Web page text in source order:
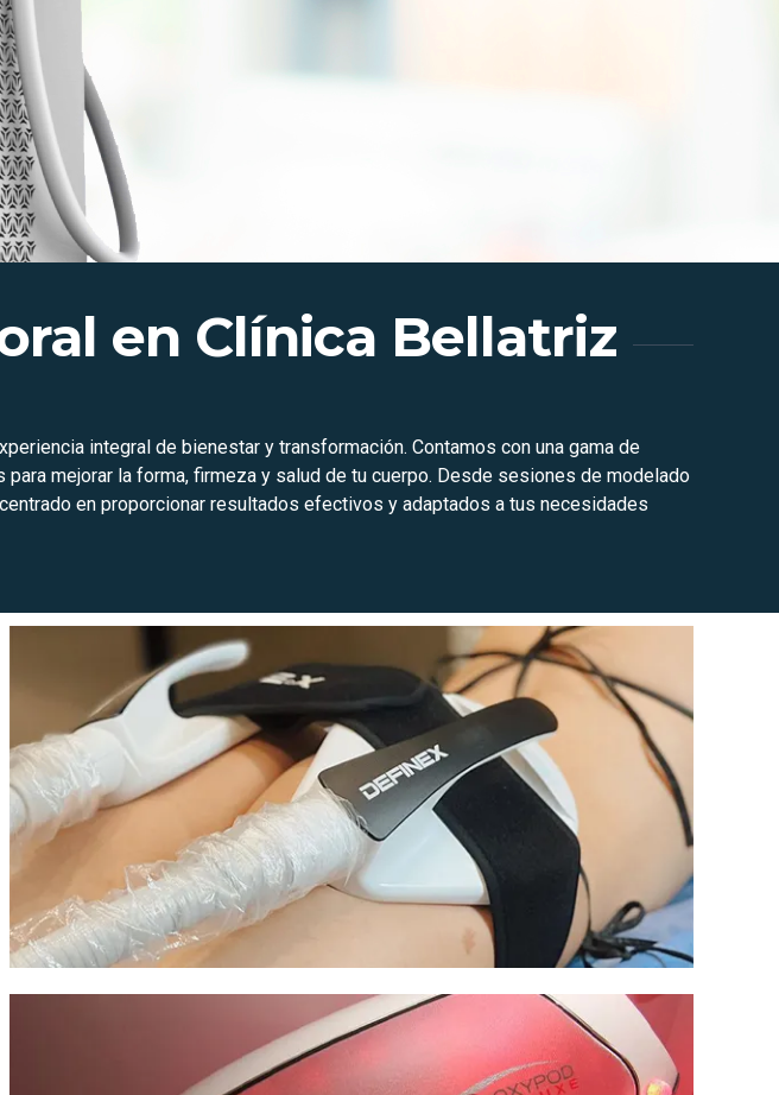
en Clínica Bellatriz
integral de bienestar y transformación. Contamos con una gama de
mejorar la forma, firmeza y salud de tu cuerpo. Desde sesiones de modelado
en proporcionar resultados efectivos y adaptados a tus necesidades